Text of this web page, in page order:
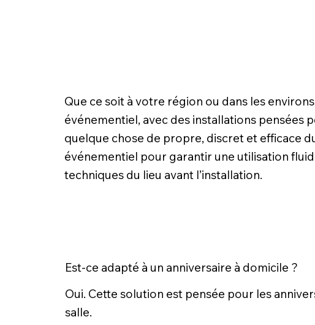
Que ce soit à votre région ou dans les
événementiel, avec des installations pensées
quelque chose de propre, discret et efficace
événementiel pour garantir une utilisation
techniques du lieu avant l’installation.
Est-ce adapté à un anniversaire à domicile ?
Oui. Cette solution est pensée pour les
salle.